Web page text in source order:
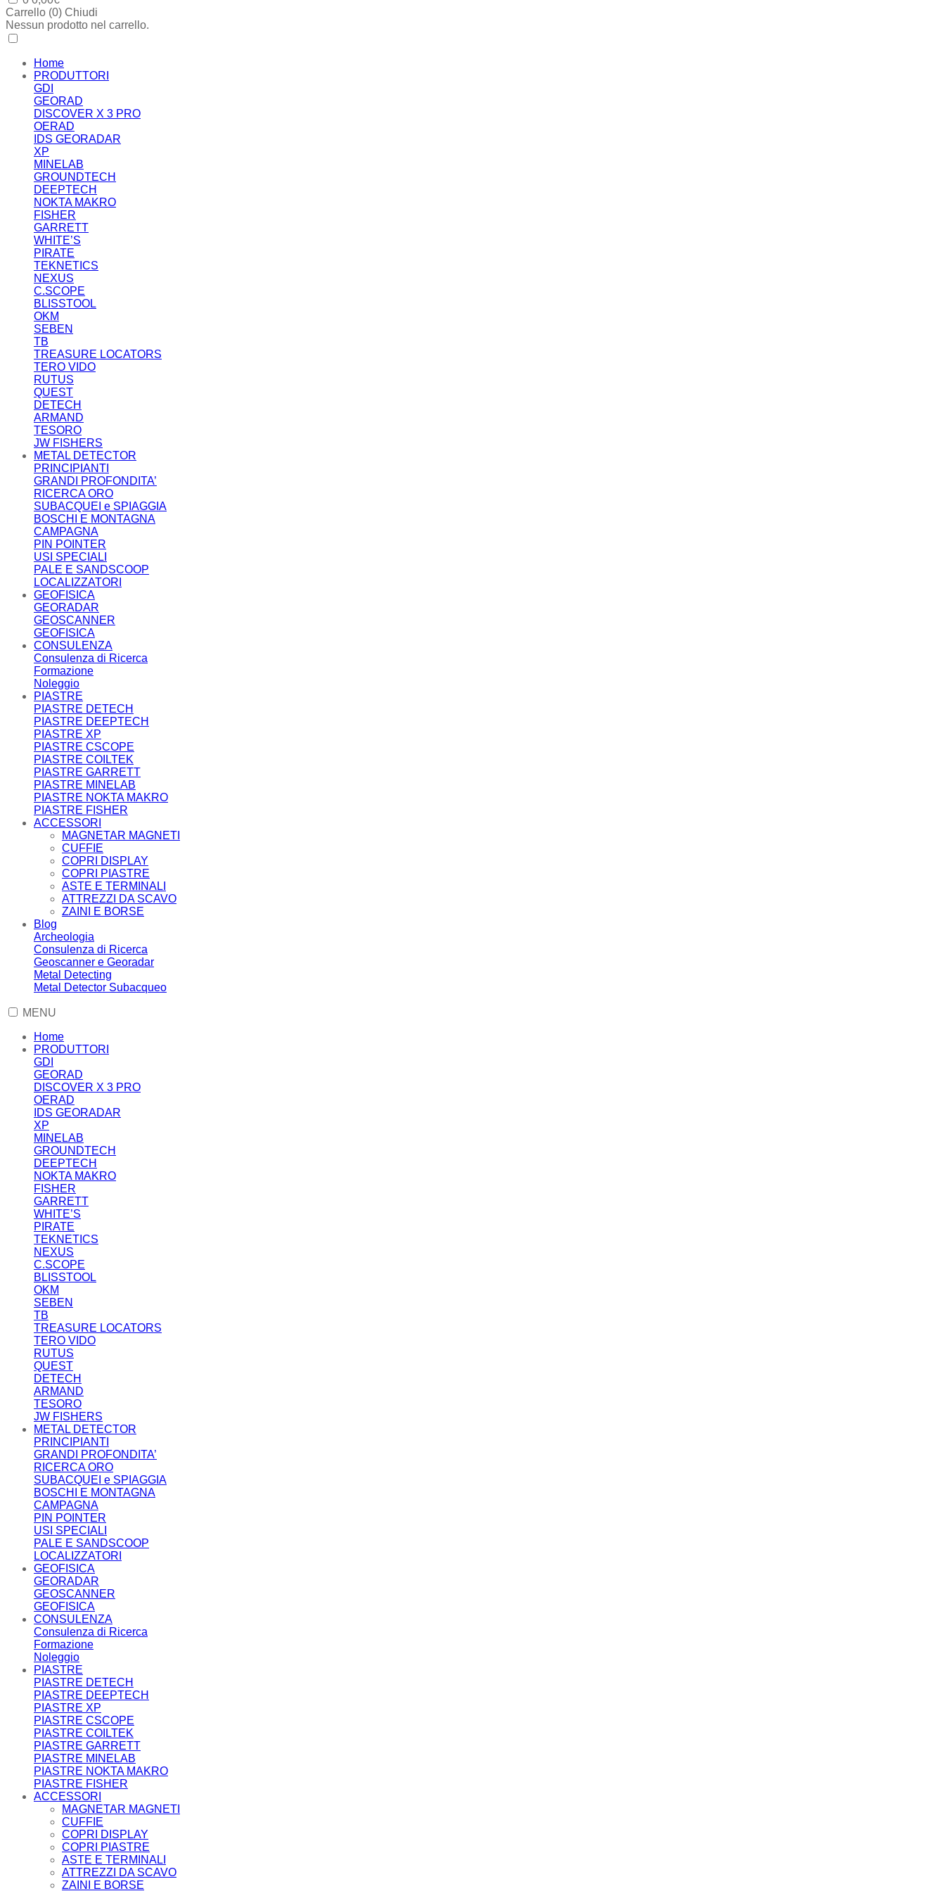
Carrello (0) Chiudi
Nessun prodotto nel carrello.
Home
PRODUTTORI
GDI
GEORAD
DISCOVER X 3 PRO
OERAD
IDS GEORADAR
XP
MINELAB
GROUNDTECH
DEEPTECH
NOKTA MAKRO
FISHER
GARRETT
WHITE’S
PIRATE
TEKNETICS
NEXUS
C.SCOPE
BLISSTOOL
OKM
SEBEN
TB
TREASURE LOCATORS
TERO VIDO
RUTUS
QUEST
DETECH
ARMAND
TESORO
JW FISHERS
METAL DETECTOR
PRINCIPIANTI
GRANDI PROFONDITA’
RICERCA ORO
SUBACQUEI e SPIAGGIA
BOSCHI E MONTAGNA
CAMPAGNA
PIN POINTER
USI SPECIALI
PALE E SANDSCOOP
LOCALIZZATORI
GEOFISICA
GEORADAR
GEOSCANNER
GEOFISICA
CONSULENZA
Consulenza di Ricerca
Formazione
Noleggio
PIASTRE
PIASTRE DETECH
PIASTRE DEEPTECH
PIASTRE XP
PIASTRE CSCOPE
PIASTRE COILTEK
PIASTRE GARRETT
PIASTRE MINELAB
PIASTRE NOKTA MAKRO
PIASTRE FISHER
ACCESSORI
MAGNETAR MAGNETI
CUFFIE
COPRI DISPLAY
COPRI PIASTRE
ASTE E TERMINALI
ATTREZZI DA SCAVO
ZAINI E BORSE
Blog
Archeologia
Consulenza di Ricerca
Geoscanner e Georadar
Metal Detecting
Metal Detector Subacqueo
MENU
Home
PRODUTTORI
GDI
GEORAD
DISCOVER X 3 PRO
OERAD
IDS GEORADAR
XP
MINELAB
GROUNDTECH
DEEPTECH
NOKTA MAKRO
FISHER
GARRETT
WHITE’S
PIRATE
TEKNETICS
NEXUS
C.SCOPE
BLISSTOOL
OKM
SEBEN
TB
TREASURE LOCATORS
TERO VIDO
RUTUS
QUEST
DETECH
ARMAND
TESORO
JW FISHERS
METAL DETECTOR
PRINCIPIANTI
GRANDI PROFONDITA’
RICERCA ORO
SUBACQUEI e SPIAGGIA
BOSCHI E MONTAGNA
CAMPAGNA
PIN POINTER
USI SPECIALI
PALE E SANDSCOOP
LOCALIZZATORI
GEOFISICA
GEORADAR
GEOSCANNER
GEOFISICA
CONSULENZA
Consulenza di Ricerca
Formazione
Noleggio
PIASTRE
PIASTRE DETECH
PIASTRE DEEPTECH
PIASTRE XP
PIASTRE CSCOPE
PIASTRE COILTEK
PIASTRE GARRETT
PIASTRE MINELAB
PIASTRE NOKTA MAKRO
PIASTRE FISHER
ACCESSORI
MAGNETAR MAGNETI
CUFFIE
COPRI DISPLAY
COPRI PIASTRE
ASTE E TERMINALI
ATTREZZI DA SCAVO
ZAINI E BORSE